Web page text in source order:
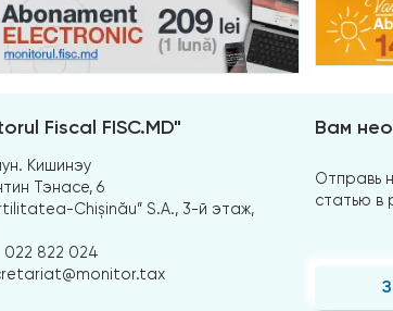
Fiscal FISC.MD"
Кишинэу
Тэнасе, 6
Chișinău” S.A., 3-й этаж,
022 822 024
Вам
Отправь
статью в